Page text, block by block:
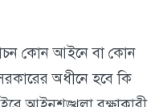
কোন আইনে বা কোন
অধীনে হবে কি